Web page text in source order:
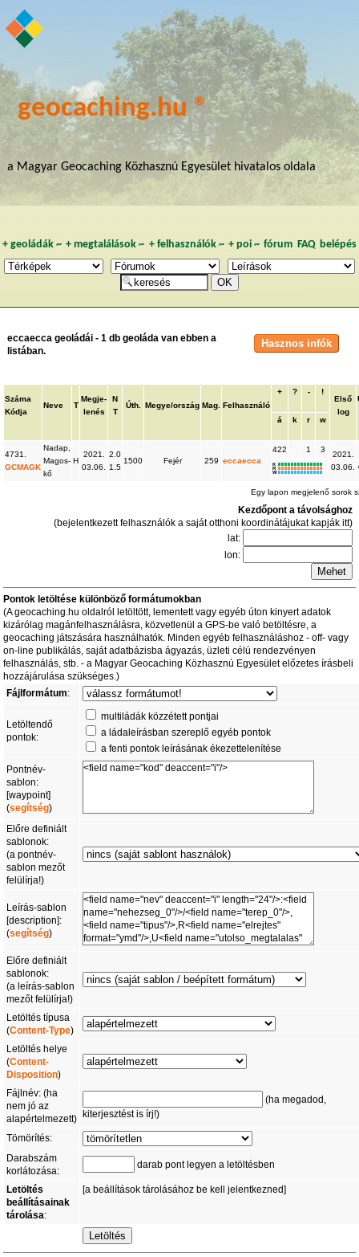
geocaching.hu ®
a Magyar Geocaching Közhasznú Egyesület hivatalos oldala
+ geoládák~ +megtalálások ~ + felhasználók~ + poi~ fórum FAQ belépés
eccaecca geoládái - 1 db geoláda van ebben a
listában.
Száma
Kódja
Neve T
Megje-
lenés
N
T
Úth. Megye/ország Mag. Felhasználó
+ ? -
!
Első
log
á k r w
4731.
GCMAGK
Nadap,
Magos-
kő
H
2021.
03.06.
2.0
1.5
1500 Fejér 259 eccaecca
422 1 3
2021.
03.06.
K
R
W
Egy lapon megjelenő sorok
Kezdőpont a távolsághoz
(bejelentkezett felhasználók a saját otthoni koordinátájukat kapják itt)
lat:
lon:
Pontok letöltése különböző formátumokban
(A geocaching.hu oldalról letöltött, lementett vagy egyéb úton kinyert adatok
kizárólag magánfelhasználásra, közvetlenül a GPS-be való betöltésre, a
geocaching játszására használhatók. Minden egyéb felhasználáshoz - off- vagy
on-line publikálás, saját adatbázisba ágyazás, üzleti célú rendezvényen
felhasználás, stb. - a Magyar Geocaching Közhasznú Egyesület előzetes írásbeli
hozzájárulása szükséges.)
Fájlformátum:
Letöltendő
pontok:
multiládák közzétett pontjai
a ládaleírásban szereplő egyéb pontok
a fenti pontok leírásának ékezettelenítése
Pontnév-
sablon:
[waypoint]
(segítség)
Előre definiált
sablonok:
(a pontnév-
sablon mezőt
felülírja!)
Leírás-sablon
[description]:
(segítség)
Előre definiált
sablonok:
(a leírás-sablon
mezőt felülírja!)
Letöltés típusa
(Content-Type)
Letöltés helye
(Content-
Disposition)
Fájlnév: (ha
nem jó az
alapértelmezett)
(ha megadod,
kiterjesztést is írj!)
Tömörítés:
Darabszám
korlátozása:
darab pont legyen a letöltésben
Letöltés
beállításainak
tárolása:
[a beállítások tárolásához be kell jelentkezned]